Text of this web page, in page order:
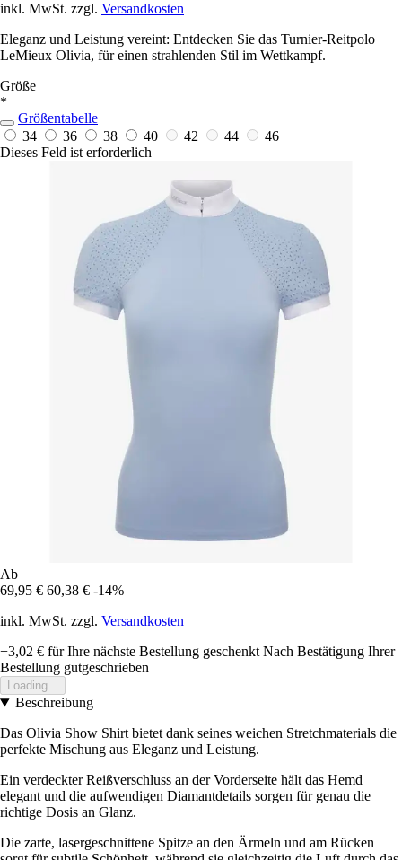
inkl. MwSt. zzgl. Versandkosten
Eleganz und Leistung vereint: Entdecken Sie das Turnier-Reitpolo
LeMieux Olivia, für einen strahlenden Stil im Wettkampf.
Größe
*
Größentabelle
34
36 38 40 42 44
46
Dieses Feld ist erforderlich
Ab
69,95 € 60,38 € -14%
inkl. MwSt. zzgl. Versandkosten
+3,02 € für Ihre nächste Bestellung geschenkt Nach Bestätigung Ihrer
Bestellung gutgeschrieben
Loading...
Beschreibung
Das Olivia Show Shirt bietet dank seines weichen Stretchmaterials die
perfekte Mischung aus Eleganz und Leistung.
Ein verdeckter Reißverschluss an der Vorderseite hält das Hemd
elegant und die aufwendigen Diamantdetails sorgen für genau die
richtige Dosis an Glanz.
Die zarte, lasergeschnittene Spitze an den Ärmeln und am Rücken